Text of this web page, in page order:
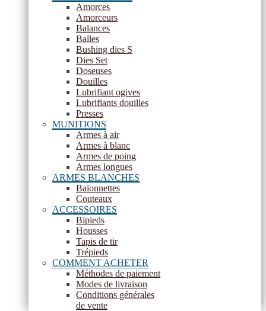
Amorces
Amorceurs
Balances
Balles
Bushing dies S
Dies Set
Doseuses
Douilles
Lubrifiant ogives
Lubrifiants douilles
Presses
MUNITIONS
Armes à air
Armes à blanc
Armes de poing
Armes longues
ARMES BLANCHES
Baïonnettes
Couteaux
ACCESSOIRES
Bipieds
Housses
Tapis de tir
Trépieds
COMMENT ACHETER
Méthodes de paiement
Modes de livraison
Conditions générales
de vente